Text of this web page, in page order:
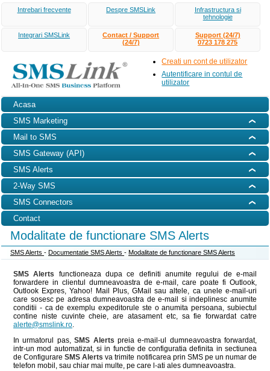
Intrebari frecvente Despre SMSLink
Infrastructura si
tehnologie
Integrari SMSLink
Contact / Support
(24/7)
Support (24/7)
0723 178 275
Creati un cont de utilizator
Autentificare in contul de
utilizator
Acasa
SMS Marketing
Mail to SMS
SMS Gateway (API)
SMS Alerts
2-Way SMS
SMS Connectors
Contact
Modalitate de functionare SMS Alerts
SMS Alerts - Documentatie SMS Alerts - Modalitate de functionare SMS Alerts
SMS Alerts functioneaza dupa ce definiti anumite regului de e-mail
forwardere in clientul dumneavoastra de e-mail, care poate fi Outlook,
Outlook Expres, Yahoo! Mail Plus, GMail sau altele, ca unele e-mail-uri
care sosesc pe adresa dumneavoastra de e-mail si indeplinesc anumite
conditii - ca de exemplu expeditorule ste o anumita persoana, subiectul
contine niste cuvinte cheie, are atasament etc, sa fie forwardat catre
alerte@smslink.ro.
In urmatorul pas,SMS Alerts preia e-mail-ul dumneavoastra forwardat,
intr-un mod automatizat, si in functie de configuratia definita in sectiunea
de ConfigurareSMS Alerts va trimite notificarea prin SMS pe un numar de
telefon mobil, sau chiar mai multe, pe care l-ati ales dumneavoastra.